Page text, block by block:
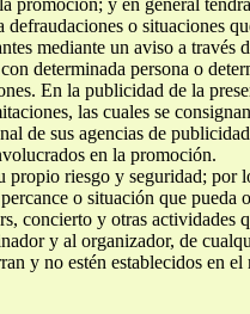
de sus agencias de
en la promoción.
propio riesgo y seguridad; por
o situación que pueda
concierto y otras actividades
y al organizador, de
y no estén establecidos en el